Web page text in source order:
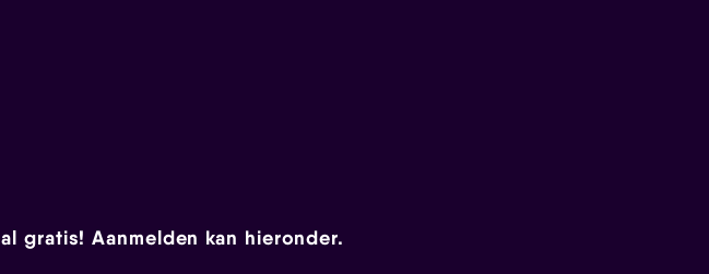
gratis! Aanmelden kan hieronder.